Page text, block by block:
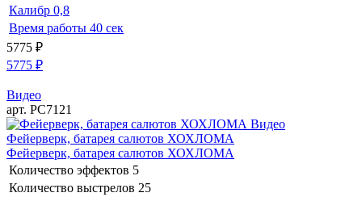
Калибр 0,8
Время работы 40 сек
5775 ₽
5775 ₽
Видео
арт. РС7121
Видео
Фейерверк, батарея салютов ХОХЛОМА
Фейерверк, батарея салютов ХОХЛОМА
Количество эффектов 5
Количество выстрелов 25